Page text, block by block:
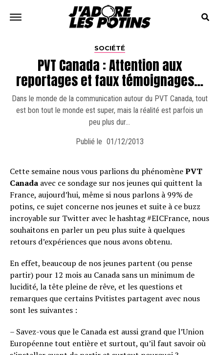
SOCIÉTÉ
PVT Canada : Attention aux
reportages et faux témoignages…
Dans le monde de la communication autour du PVT Canada, tout
est bon tout le monde est super, mais la réalité est parfois un
peu plus dur…
Publié le 01/12/2013
Cette semaine nous vous parlions du phénomènePVT
Canada avec ce sondage sur nos jeunes qui quittent la
France, aujourd’hui, même si nous parlons à 99% de
potins, ce sujet concerne nos jeunes et suite à ce buzz
incroyable sur Twitter avec le hashtag #EICFrance, nous
souhaitons en parler un peu plus suite à quelques
retours d’expériences que nous avons obtenu.
En effet, beaucoup de nos jeunes partent (ou pense
partir) pour 12 mois au Canada sans un minimum de
lucidité, la tête pleine de rêve, et les questions et
remarques que certains Pvitistes partagent avec nous
sont les suivantes :
– Savez-vous que le Canada est aussi grand que l’Union
Européenne tout entière et surtout, qu’il faut savoir où